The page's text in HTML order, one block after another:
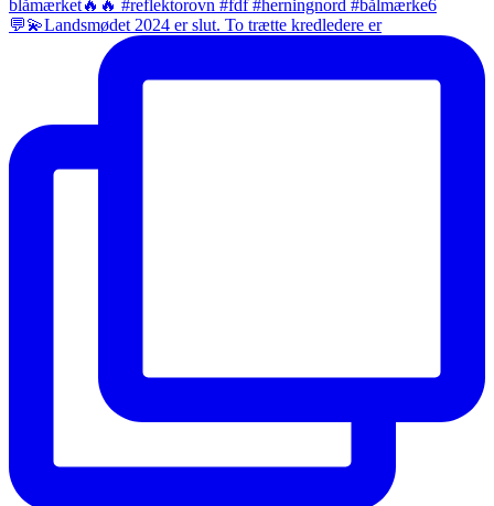
💬💫Landsmødet 2024 er slut. To trætte kredledere er